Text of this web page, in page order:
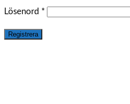
Lösenord *
Registrera